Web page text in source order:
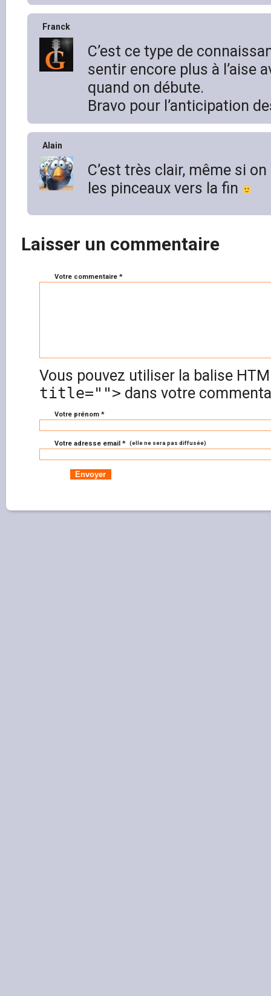
Franck
C’est ce type de
sentir encore plus à l’aise
quand on débute.
Bravo pour l’anticipation
Alain
C’est très clair, même si
les pinceaux vers la fin
Laisser un commentaire
Votre commentaire *
Vous pouvez utiliser la balise
title=""> dans votre
Votre prénom *
Votre adresse email * (elle ne sera pas diffusée)